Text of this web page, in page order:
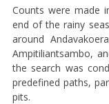
Counts were made
end of the rainy
around
Ampitiliantsambo,
the search was
predefined paths,
pits.